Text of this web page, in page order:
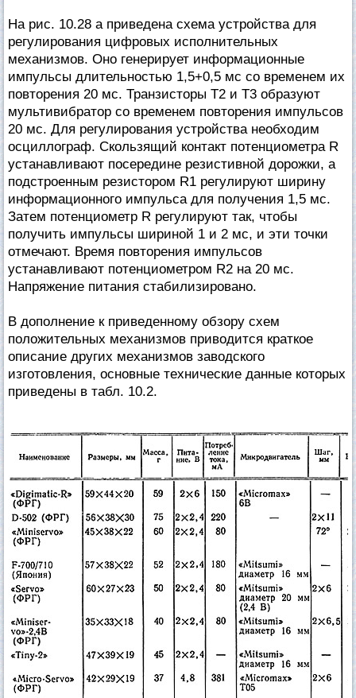
На рис. 10.28 а приведена схема устройства для
регулирования цифровых исполнительных
механизмов. Оно генерирует информационные
импульсы длительностью 1,5+0,5 мс со временем их
повторения 20 мс. Транзисторы Т2 и Т3 образуют
мультивибратор со временем повторения импульсов
20 мс. Для регулирования устройства необходим
осциллограф. Скользящий контакт потенциометра R
устанавливают посередине резистивной дорожки, а
подстроенным резистором R1 регулируют ширину
информационного импульса для получения 1,5 мс.
Затем потенциометр R регулируют так, чтобы
получить импульсы шириной 1 и 2 мс, и эти точки
отмечают. Время повторения импульсов
устанавливают потенциометром R2 на 20 мс.
Напряжение питания стабилизировано.
В дополнение к приведенному обзору схем
положительных механизмов приводится краткое
описание других механизмов заводского
изготовления, основные технические данные которых
приведены в табл. 10.2.